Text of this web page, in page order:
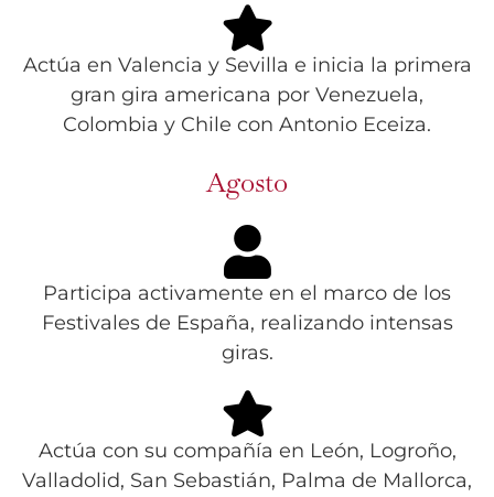
Actúa en Valencia y Sevilla e inicia la primera
gran gira americana por Venezuela,
Colombia y Chile con Antonio Eceiza.
Agosto
Participa activamente en el marco de los
Festivales de España, realizando intensas
giras.
Actúa con su compañía en León, Logroño,
Valladolid, San Sebastián, Palma de Mallorca,